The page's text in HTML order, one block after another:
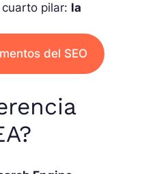
pilar: la
del SEO